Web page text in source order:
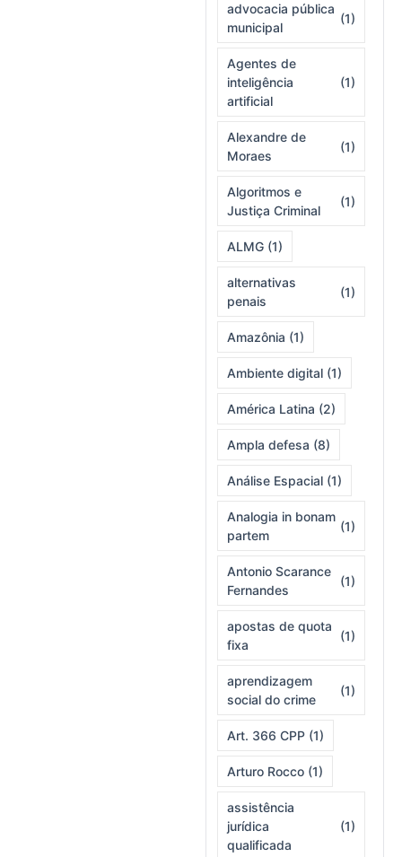
advocacia pública
municipal
(1)
Agentes de
inteligência
artificial
(1)
Alexandre de
Moraes
(1)
Algoritmos e
Justiça Criminal
(1)
ALMG (1)
alternativas
penais
(1)
Amazônia (1)
Ambiente digital (1)
América Latina (2)
Ampla defesa (8)
Análise Espacial (1)
Analogia in bonam
partem
(1)
Antonio Scarance
Fernandes
(1)
apostas de quota
fixa
(1)
aprendizagem
social do crime
(1)
Art. 366 CPP (1)
Arturo Rocco (1)
assistência
jurídica
qualificada
(1)